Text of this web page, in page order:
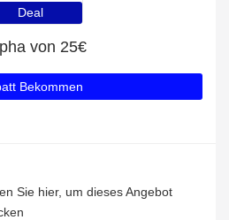
Deal
von 25€
Bekommen
Sie hier, um dieses Angebot